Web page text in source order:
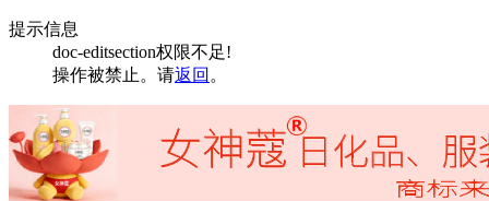
提示信息
doc-editsection权限不足!
操作被禁止。请返回 。